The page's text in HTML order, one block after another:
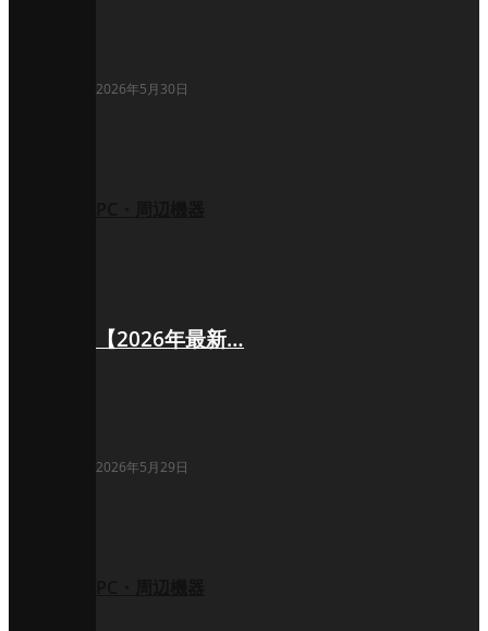
2026年5月30日
【2026年最新…
2026年5月29日